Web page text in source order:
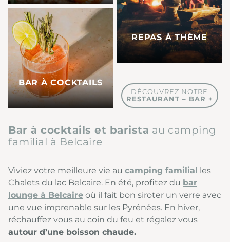
REPAS À THÈME
BAR À COCKTAILS
DÉCOUVREZ NOTRE
RESTAURANT – BAR +
Bar à cocktails et barista au camping
familial à Belcaire
Viviez votre meilleure vie au camping familial les
Chalets du lac Belcaire. En été, profitez du bar
lounge à Belcaire où il fait bon siroter un verre avec
une vue imprenable sur les Pyrénées. En hiver,
réchauffez vous au coin du feu et régalez vous
autour d’une boisson chaude.